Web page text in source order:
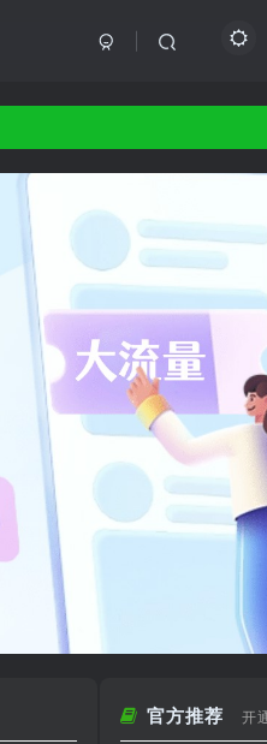
官方推荐 开